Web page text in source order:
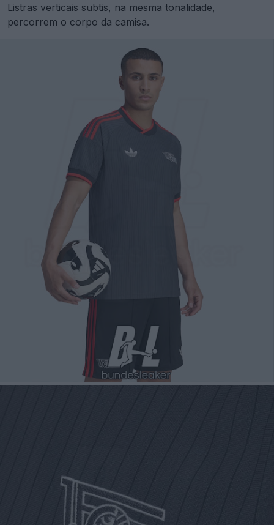
Listras verticais subtis, na mesma tonalidade,
percorrem o corpo da camisa.